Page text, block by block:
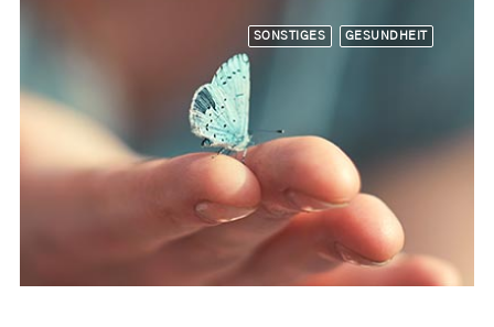
SERVICE
NEWS
KONTAKT
SONSTIGES GESUNDHEIT